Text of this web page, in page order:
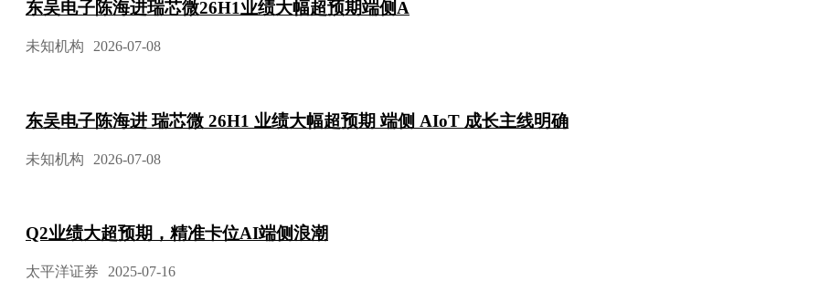
东吴电子陈海进瑞芯微26H1业绩大幅超预期端侧A
未知机构 2026-07-08
东吴电子陈海进 瑞芯微 26H1 业绩大幅超预期 端侧 AIoT 成长主线明确
未知机构 2026-07-08
Q2业绩大超预期，精准卡位AI端侧浪潮
太平洋证券 2025-07-16